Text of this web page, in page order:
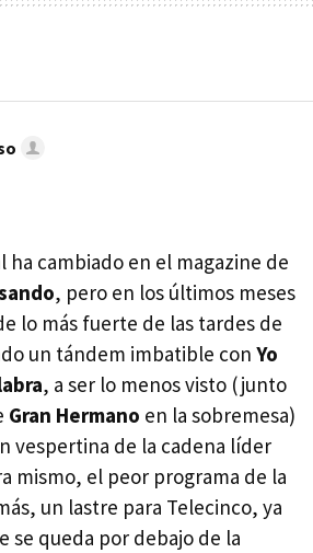
ha cambiado en el magazine de
, pero en los últimos meses
lo más fuerte de las tardes de
un tándem imbatible con Yo
, a ser lo menos visto (junto
Gran Hermano en la sobremesa)
vespertina de la cadena líder
mismo, el peor programa de la
un lastre para Telecinco, ya
se queda por debajo de la